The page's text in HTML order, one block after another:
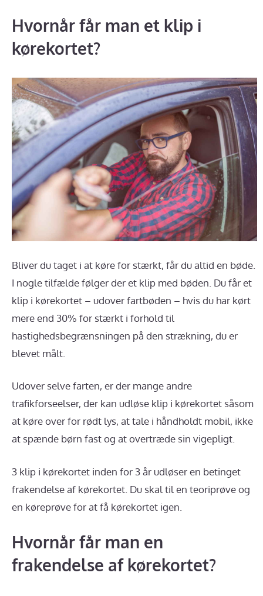
Hvornår får man et klip i
kørekortet?
Bliver du taget i at køre for stærkt, får du altid en bøde.
I nogle tilfælde følger der et klip med bøden. Du får et
klip i kørekortet – udover fartbøden – hvis du har kørt
mere end 30% for stærkt i forhold til
hastighedsbegrænsningen på den strækning, du er
blevet målt.
Udover selve farten, er der mange andre
trafikforseelser, der kan udløse klip i kørekortet såsom
at køre over for rødt lys, at tale i håndholdt mobil, ikke
at spænde børn fast og at overtræde sin vigepligt.
3 klip i kørekortet inden for 3 år udløser en betinget
frakendelse af kørekortet. Du skal til en teoriprøve og
en køreprøve for at få kørekortet igen.
Hvornår får man en
frakendelse af kørekortet?